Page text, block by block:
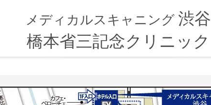
メディカルスキャニング 渋谷
橋本省三記念クリニック